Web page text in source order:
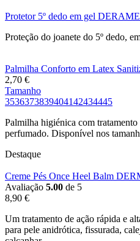
Protetor 5º dedo em gel
Proteção do joanete do 5º dedo,
Palmilha Conforto em Latex
2,70 €
Tamanho
3536373839404142434445
Palmilha higiénica com tratamento
perfumado. Disponível nos
Destaque
Creme Pés Once Heel Balm
Avaliação 5.00 de 5
8,90 €
Um tratamento de ação rápida e
para pele anidrótica, fissurada,